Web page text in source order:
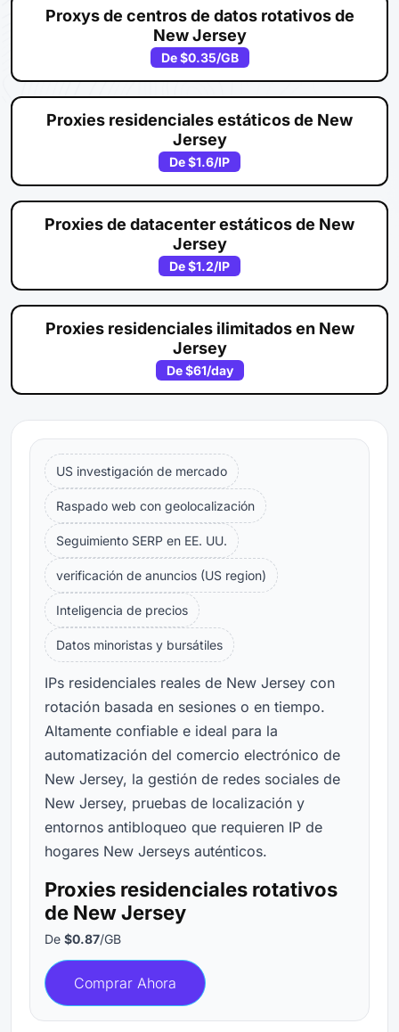
Proxys de centros de datos rotativos de
New Jersey
De$0.35/GB
Proxies residenciales estáticos de New
Jersey
De$1.6/IP
Proxies de datacenter estáticos de New
Jersey
De$1.2/IP
Proxies residenciales ilimitados en New
Jersey
De$61/day
US investigación de mercado
Raspado web con geolocalización
Seguimiento SERP en EE. UU.
verificación de anuncios (US region)
Inteligencia de precios
Datos minoristas y bursátiles
IPs residenciales reales de New Jersey con
rotación basada en sesiones o en tiempo.
Altamente confiable e ideal para la
automatización del comercio electrónico de
New Jersey, la gestión de redes sociales de
New Jersey, pruebas de localización y
entornos antibloqueo que requieren IP de
hogares New Jerseys auténticos.
Proxies residenciales rotativos
de New Jersey
De $0.87/GB
Comprar Ahora